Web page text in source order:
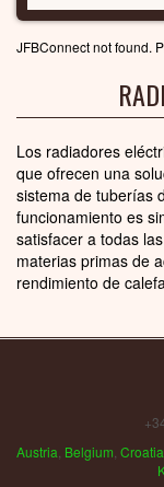
JFBConnect not found.
Los radiadores
que ofrecen una
sistema de tuberías
funcionamiento es
satisfacer a todas
materias primas de
rendimiento de
Austria Belgium Croatia